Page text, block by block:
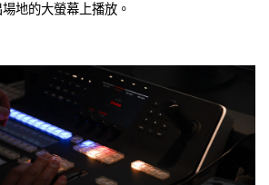
地的大螢幕上播放。